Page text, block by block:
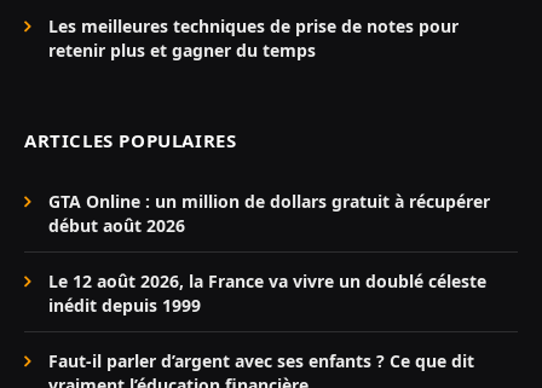
Les meilleures techniques de prise de notes pour
retenir plus et gagner du temps
ARTICLES POPULAIRES
GTA Online : un million de dollars gratuit à récupérer
début août 2026
Le 12 août 2026, la France va vivre un doublé céleste
inédit depuis 1999
Faut-il parler d’argent avec ses enfants ? Ce que dit